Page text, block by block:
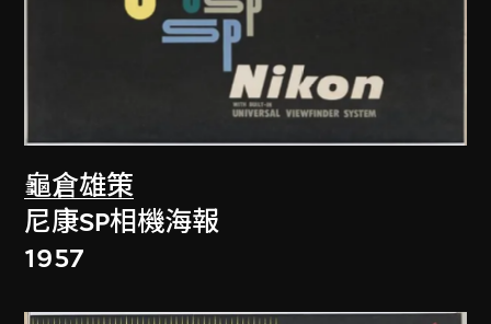
龜倉雄策
尼康SP相機海報
1957